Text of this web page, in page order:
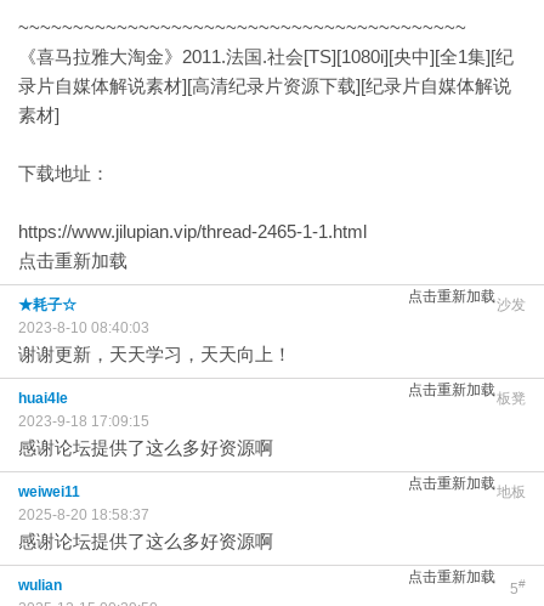
~~~~~~~~~~~~~~~~~~~~~~~~~~~~~~~~~~~~~~~~~
《喜马拉雅大淘金》2011.法国.社会[TS][1080i][央中][全1集][纪
录片自媒体解说素材][高清纪录片资源下载][纪录片自媒体解说
素材]
下载地址：
https://www.jilupian.vip/thread-2465-1-1.html
点击重新加载
点击重新加载沙发
★耗子☆
2023-8-10 08:40:03
谢谢更新，天天学习，天天向上！
点击重新加载板凳
huai4le
2023-9-18 17:09:15
感谢论坛提供了这么多好资源啊
点击重新加载地板
weiwei11
2025-8-20 18:58:37
感谢论坛提供了这么多好资源啊
点击重新加载
5#
wulian